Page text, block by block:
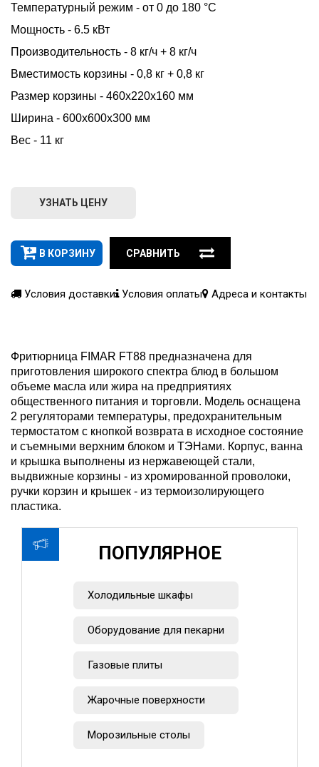
Температурный режим - от 0 до 180 °С
Мощность - 6.5 кВт
Производительность - 8 кг/ч + 8 кг/ч
Вместимость корзины - 0,8 кг + 0,8 кг
Размер корзины - 460х220х160 мм
Ширина - 600х600х300 мм
Вес - 11 кг
УЗНАТЬ ЦЕНУ
В КОРЗИНУ СРАВНИТЬ
Условия доставки Условия оплаты Адреса и контакты
Фритюрница FIMAR FT88 предназначена для
приготовления широкого спектра блюд в большом
объеме масла или жира на предприятиях
общественного питания и торговли. Модель оснащена
2 регуляторами температуры, предохранительным
термостатом с кнопкой возврата в исходное состояние
и съемными верхним блоком и ТЭНами. Корпус, ванна
и крышка выполнены из нержавеющей стали,
выдвижные корзины - из хромированной проволоки,
ручки корзин и крышек - из термоизолирующего
пластика.
ПОПУЛЯРНОЕ
Холодильные шкафы
Оборудование для пекарни
Газовые плиты
Жарочные поверхности
Морозильные столы